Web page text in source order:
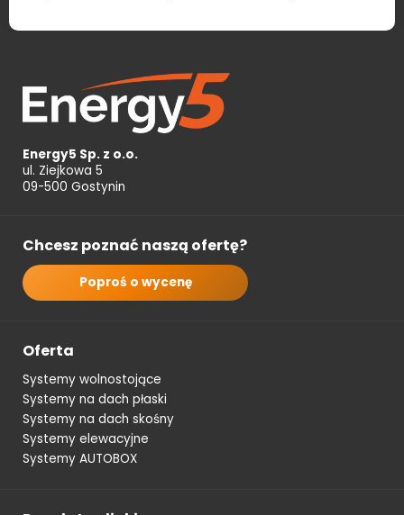
Energy5 Sp. z o.o.
ul. Ziejkowa 5
09-500 Gostynin
Chcesz poznać naszą ofertę?
Poproś o wycenę
Oferta
Systemy wolnostojące
Systemy na dach płaski
Systemy na dach skośny
Systemy elewacyjne
Systemy AUTOBOX